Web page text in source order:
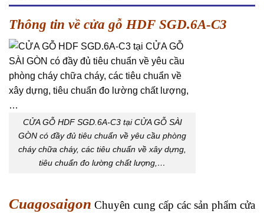
Thông tin về cửa gỗ HDF SGD.6A-C3
CỬA GỖ HDF SGD.6A-C3 tại CỬA GỖ SÀI
GÒN có đầy đủ tiêu chuẩn về yêu cầu phòng
cháy chữa cháy, các tiêu chuẩn về xây dựng,
tiêu chuẩn đo lường chất lượng,…
Cuagosaigon Chuyên cung cấp các sản phẩm cửa